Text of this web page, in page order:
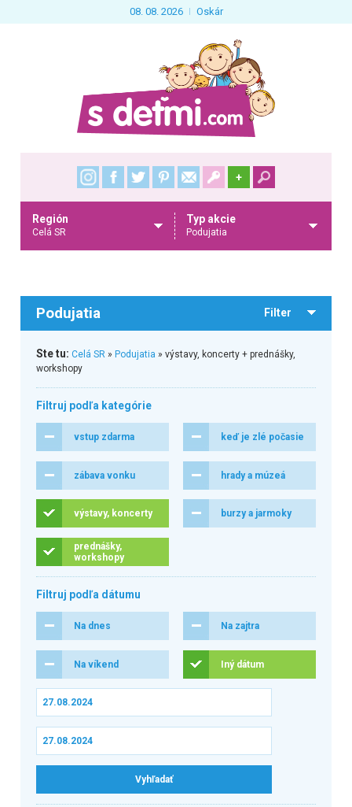
08. 08. 2026 Oskár
+
Región
Celá SR
Typ akcie
Podujatia
Podujatia Filter
Ste tu: Celá SR» Podujatia » výstavy, koncerty + prednášky,
workshopy
Filtruj podľa kategórie
vstup zdarma keď je zlé počasie
zábava vonku hrady a múzeá
výstavy, koncerty burzy a jarmoky
prednášky,
workshopy
Filtruj podľa dátumu
Na dnes Na zajtra
Na víkend Iný dátum